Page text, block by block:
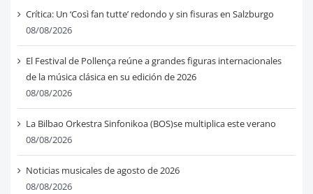
Crítica: Un ‘Così fan tutte’ redondo y sin fisuras en Salzburgo
08/08/2026
El Festival de Pollença reúne a grandes figuras internacionales
de la música clásica en su edición de 2026
08/08/2026
La Bilbao Orkestra Sinfonikoa (BOS)se multiplica este verano
08/08/2026
Noticias musicales de agosto de 2026
08/08/2026